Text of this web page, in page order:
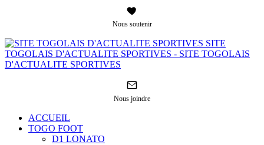
Nous soutenir
SITE
TOGOLAIS D'ACTUALITE SPORTIVES - SITE TOGOLAIS
D'ACTUALITE SPORTIVES
Nous joindre
ACCUEIL
TOGO FOOT
D1 LONATO